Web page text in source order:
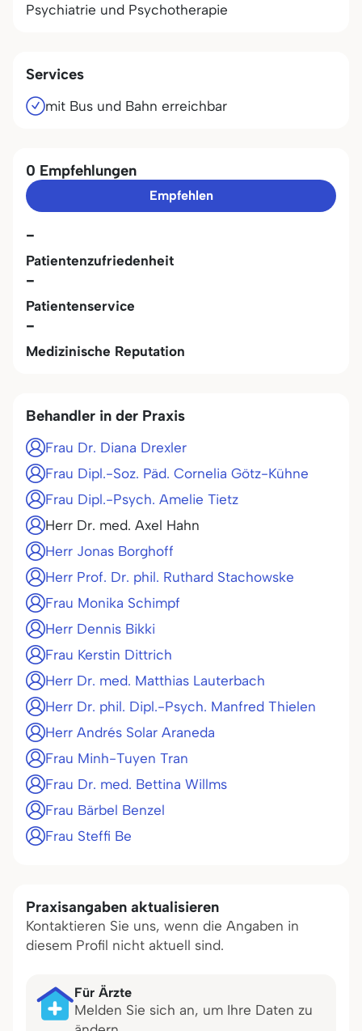
Psychiatrie und Psychotherapie
Services
mit Bus und Bahn erreichbar
0 Empfehlungen
Empfehlen
-
Patientenzufriedenheit
-
Patientenservice
-
Medizinische Reputation
Behandler in der Praxis
Frau Dr. Diana Drexler
Frau Dipl.-Soz. Päd. Cornelia Götz-Kühne
Frau Dipl.-Psych. Amelie Tietz
Herr Dr. med. Axel Hahn
Herr Jonas Borghoff
Herr Prof. Dr. phil. Ruthard Stachowske
Frau Monika Schimpf
Herr Dennis Bikki
Frau Kerstin Dittrich
Herr Dr. med. Matthias Lauterbach
Herr Dr. phil. Dipl.-Psych. Manfred Thielen
Herr Andrés Solar Araneda
Frau Minh-Tuyen Tran
Frau Dr. med. Bettina Willms
Frau Bärbel Benzel
Frau Steffi Be
Praxisangaben aktualisieren
Kontaktieren Sie uns, wenn die Angaben in
diesem Profil nicht aktuell sind.
Für Ärzte
Melden Sie sich an, um Ihre Daten zu